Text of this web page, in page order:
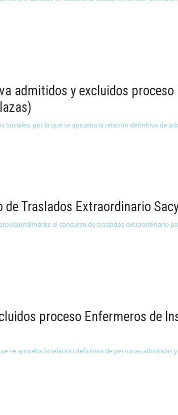
admitidos y excluidos
Sociales, por la que se aprueba la relación definitiva de
Traslados Extraordinario
el concurso de traslados extraordinario
proceso Enfermeros de
se aprueba la relación definitiva de personas admitidas